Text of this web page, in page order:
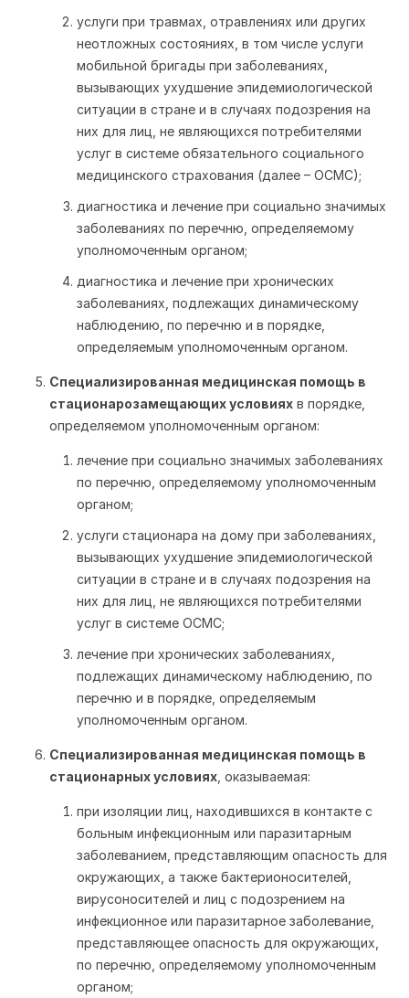
услуги при травмах, отравлениях или других
неотложных состояниях, в том числе услуги
мобильной бригады при заболеваниях,
вызывающих ухудшение эпидемиологической
ситуации в стране и в случаях подозрения на
них для лиц, не являющихся потребителями
услуг в системе обязательного социального
медицинского страхования (далее – ОСМС);
диагностика и лечение при социально значимых
заболеваниях по перечню, определяемому
уполномоченным органом;
диагностика и лечение при хронических
заболеваниях, подлежащих динамическому
наблюдению, по перечню и в порядке,
определяемым уполномоченным органом.
Специализированная медицинская помощь в
стационарозамещающих условиях в порядке,
определяемом уполномоченным органом:
лечение при социально значимых заболеваниях
по перечню, определяемому уполномоченным
органом;
услуги стационара на дому при заболеваниях,
вызывающих ухудшение эпидемиологической
ситуации в стране и в случаях подозрения на
них для лиц, не являющихся потребителями
услуг в системе ОСМС;
лечение при хронических заболеваниях,
подлежащих динамическому наблюдению, по
перечню и в порядке, определяемым
уполномоченным органом.
Специализированная медицинская помощь в
стационарных условиях , оказываемая:
при изоляции лиц, находившихся в контакте с
больным инфекционным или паразитарным
заболеванием, представляющим опасность для
окружающих, а также бактерионосителей,
вирусоносителей и лиц с подозрением на
инфекционное или паразитарное заболевание,
представляющее опасность для окружающих,
по перечню, определяемому уполномоченным
органом;